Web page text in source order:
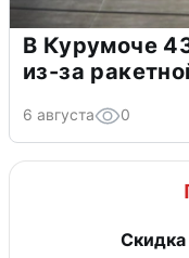
В Курумоче
из-за
6 августа 0